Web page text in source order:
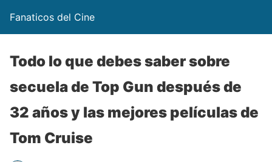
Fanaticos del Cine
Todo lo que debes saber sobre
secuela de Top Gun después de
32 años y las mejores películas de
Tom Cruise